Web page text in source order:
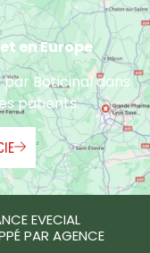
en Europe
Boticinal dans
patients.
EVECIAL
PAR AGENCE